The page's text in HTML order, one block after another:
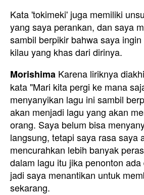
Kata 'tokimeki' juga memiliki
yang saya perankan, dan saya
sambil berpikir bahwa saya
kilau yang khas dari dirinya.
Morishima Karena liriknya
kata "Mari kita pergi ke mana
menyanyikan lagu ini sambil
akan menjadi lagu yang akan
orang. Saya belum bisa
langsung, tetapi saya rasa saya
mencurahkan lebih banyak
dalam lagu itu jika penonton
jadi saya menantikan untuk
sekarang.